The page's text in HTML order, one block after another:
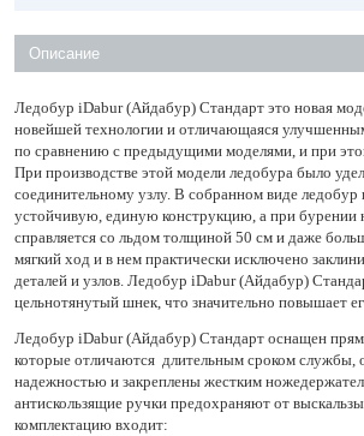
Описание
Ледобур iDabur (Айдабур) Стандарт это новая
новейшей технологии и отличающаяся
по сравнению с предыдущими моделями, и при
При производстве этой модели ледобура было
соединительному узлу. В собранном виде ледобур
устойчивую, единую конструкцию, а при бурении
справляется со льдом толщиной 50 см и даже
мягкий ход и в нем практически исключено
деталей и узлов. Ледобур iDabur (Айдабур)
цельнотянутый шнек, что значительно повышает
Ледобур iDabur (Айдабур) Стандарт оснащен
которые отличаются длительным сроком службы,
надежностью и закреплены жестким
антискользящие ручки предохраняют от
комплектацию входит: